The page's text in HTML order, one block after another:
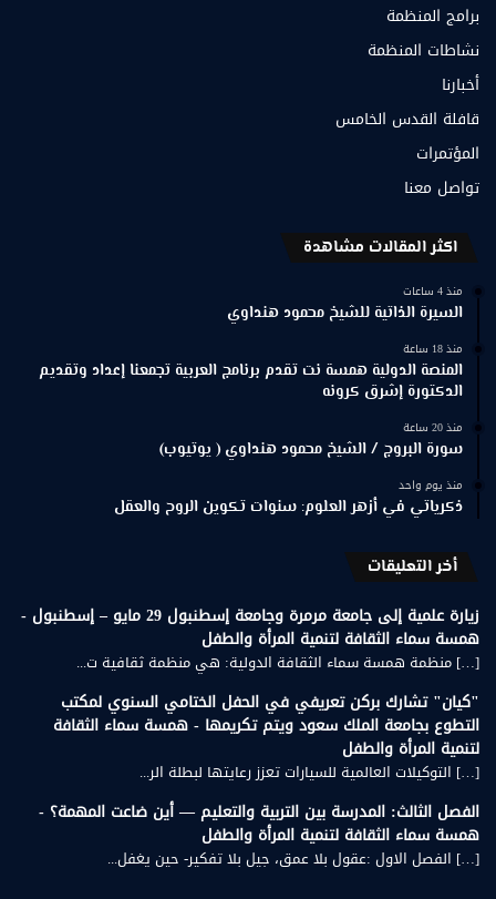
برامج المنظمة
نشاطات المنظمة
أخبارنا
قافلة القدس الخامس
المؤتمرات
تواصل معنا
اكثر المقالات مشاهدة
منذ 4 ساعات
السيرة الذاتية للشيخ محمود هنداوي
منذ 18 ساعة
المنصة الدولية همسة نت تقدم برنامج العربية تجمعنا إعداد وتقديم
الدكتورة إشرق كرونه
منذ 20 ساعة
سورة البروج / الشيخ محمود هنداوي ( يوتيوب)
منذ يوم واحد
ذكرياتي في أزهر العلوم: سنوات تكوين الروح والعقل
أخر التعليقات
زيارة علمية إلى جامعة مرمرة وجامعة إسطنبول 29 مايو – إسطنبول -
همسة سماء الثقافة لتنمية المرأة والطفل
[…] منظمة همسة سماء الثقافة الدولية: هي منظمة ثقافية ت...
"كيان" تشارك بركن تعريفي في الحفل الختامي السنوي لمكتب
التطوع بجامعة الملك سعود ويتم تكريمها - همسة سماء الثقافة
لتنمية المرأة والطفل
[…] التوكيلات العالمية للسيارات تعزز رعايتها لبطلة الر...
الفصل الثالث: المدرسة بين التربية والتعليم — أين ضاعت المهمة؟ -
همسة سماء الثقافة لتنمية المرأة والطفل
[…] الفصل الاول :عقول بلا عمق، جيل بلا تفكير- حين يغفل...